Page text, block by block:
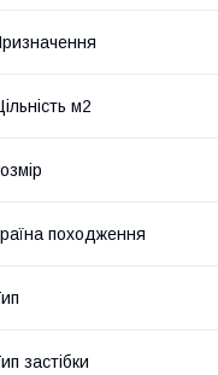
м2
походження
застібки